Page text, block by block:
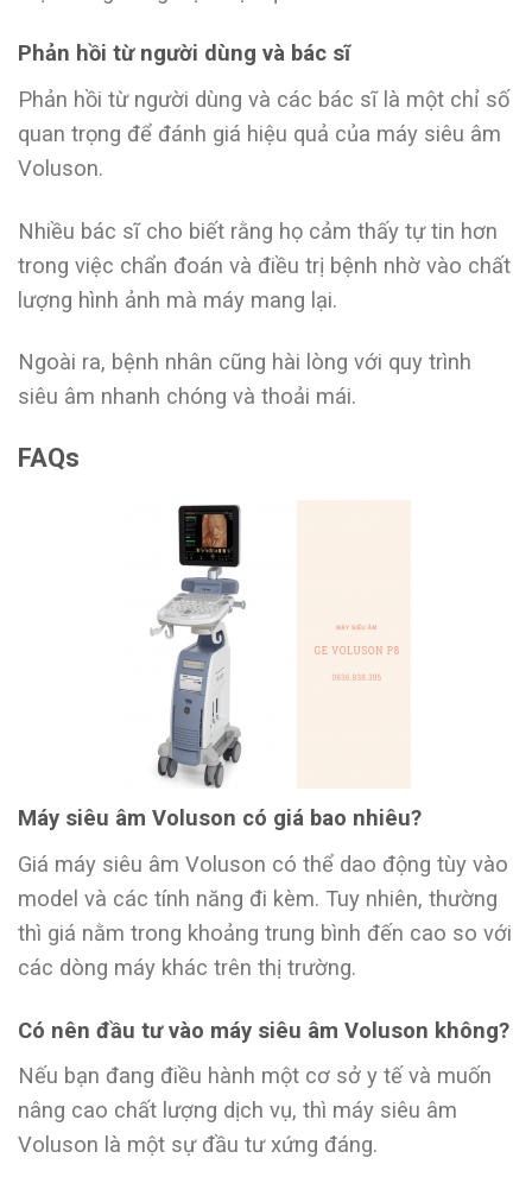
Phản hồi từ người dùng và bác sĩ
Phản hồi từ người dùng và các bác sĩ là một chỉ số
quan trọng để đánh giá hiệu quả của máy siêu âm
Voluson.
Nhiều bác sĩ cho biết rằng họ cảm thấy tự tin hơn
trong việc chẩn đoán và điều trị bệnh nhờ vào chất
lượng hình ảnh mà máy mang lại.
Ngoài ra, bệnh nhân cũng hài lòng với quy trình
siêu âm nhanh chóng và thoải mái.
FAQs
Máy siêu âm Voluson có giá bao nhiêu?
Giá máy siêu âm Voluson có thể dao động tùy vào
model và các tính năng đi kèm. Tuy nhiên, thường
thì giá nằm trong khoảng trung bình đến cao so với
các dòng máy khác trên thị trường.
Có nên đầu tư vào máy siêu âm Voluson không?
Nếu bạn đang điều hành một cơ sở y tế và muốn
nâng cao chất lượng dịch vụ, thì máy siêu âm
Voluson là một sự đầu tư xứng đáng.